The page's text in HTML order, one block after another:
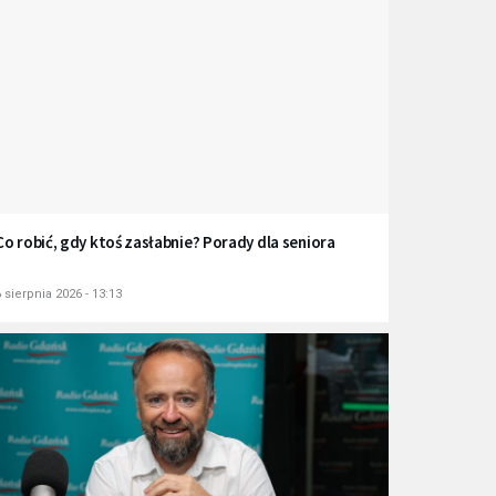
robić, gdy ktoś zasłabnie? Porady dla seniora
sierpnia 2026 - 13:13